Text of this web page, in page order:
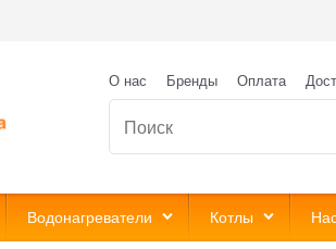
О нас Бренды Оплата
Водонагреватели Котлы